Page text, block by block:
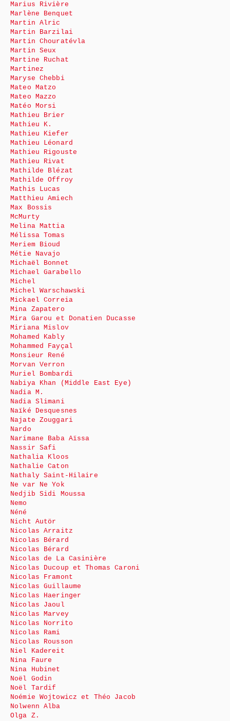
Marius Rivière
Marlène Benquet
Martin Alric
Martin Barzilai
Martin Chouratévla
Martin Seux
Martine Ruchat
Martinez
Maryse Chebbi
Mateo Matzo
Mateo Mazzo
Matéo Morsi
Mathieu Brier
Mathieu K.
Mathieu Kiefer
Mathieu Léonard
Mathieu Rigouste
Mathieu Rivat
Mathilde Blézat
Mathilde Offroy
Mathis Lucas
Matthieu Amiech
Max Bossis
McMurty
Melina Mattia
Mélissa Tomas
Meriem Bioud
Métie Navajo
Michaël Bonnet
Michael Garabello
Michel
Michel Warschawski
Mickael Correia
Mina Zapatero
Mira Garou et Donatien Ducasse
Miriana Mislov
Mohamed Kably
Mohammed Fayçal
Monsieur René
Morvan Verron
Muriel Bombardi
Nabiya Khan (Middle East Eye)
Nadia M.
Nadia Slimani
Naïké Desquesnes
Najate Zouggari
Nardo
Narimane Baba Aïssa
Nassir Safi
Nathalia Kloos
Nathalie Caton
Nathaly Saint-Hilaire
Ne var Ne Yok
Nedjib Sidi Moussa
Nemo
Néné
Nicht Autör
Nicolas Arraitz
Nicolas Bérard
Nicolas Bérard
Nicolas de La Casinière
Nicolas Ducoup et Thomas Caroni
Nicolas Framont
Nicolas Guillaume
Nicolas Haeringer
Nicolas Jaoul
Nicolas Marvey
Nicolas Norrito
Nicolas Rami
Nicolas Rousson
Niel Kadereit
Nina Faure
Nina Hubinet
Noël Godin
Noël Tardif
Noémie Wojtowicz et Théo Jacob
Nolwenn Alba
Olga Z.